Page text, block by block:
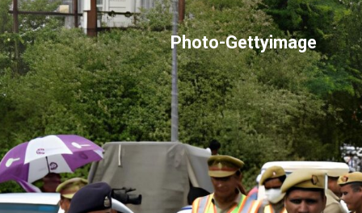
Photo-Gettyimage